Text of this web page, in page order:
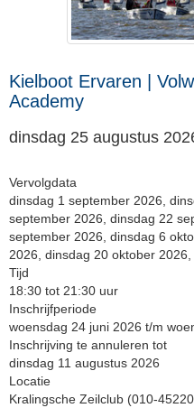
Kielboot Ervaren |
Academy
dinsdag 25 augustus
Vervolgdata
dinsdag 1 september 2026,
september 2026, dinsdag 22
september 2026, dinsdag 6
2026, dinsdag 20 oktober
Tijd
18:30 tot 21:30 uur
Inschrijfperiode
woensdag 24 juni 2026 t/m
Inschrijving te annuleren tot
dinsdag 11 augustus 2026
Locatie
Kralingsche Zeilclub (010-